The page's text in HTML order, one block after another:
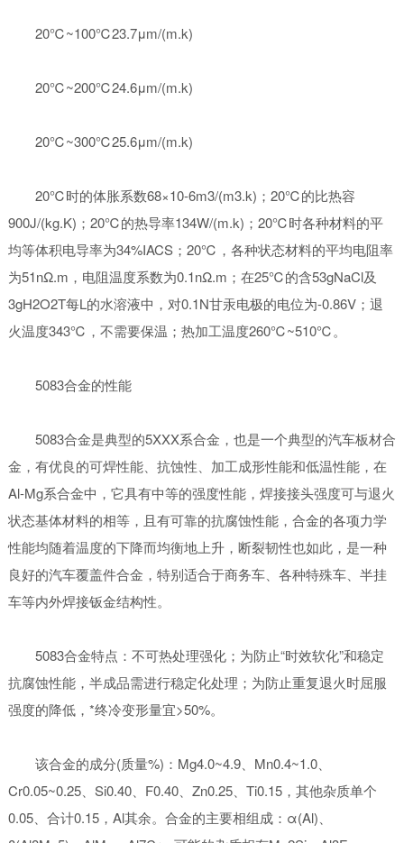
20℃~100℃23.7μm/(m.k)
20℃~200℃24.6μm/(m.k)
20℃~300℃25.6μm/(m.k)
20℃时的体胀系数68×10-6m3/(m3.k)；20℃的比热容
900J/(kg.K)；20℃的热导率134W/(m.k)；20℃时各种材料的平
均等体积电导率为34%IACS；20℃，各种状态材料的平均电阻率
为51nΩ.m，电阻温度系数为0.1nΩ.m；在25℃的含53gNaCl及
3gH2O2T每L的水溶液中，对0.1N甘汞电极的电位为-0.86V；退
火温度343℃，不需要保温；热加工温度260℃~510℃。
5083合金的性能
5083合金是典型的5XXX系合金，也是一个典型的汽车板材合
金，有优良的可焊性能、抗蚀性、加工成形性能和低温性能，在
Al-Mg系合金中，它具有中等的强度性能，焊接接头强度可与退火
状态基体材料的相等，且有可靠的抗腐蚀性能，合金的各项力学
性能均随着温度的下降而均衡地上升，断裂韧性也如此，是一种
良好的汽车覆盖件合金，特别适合于商务车、各种特殊车、半挂
车等内外焊接钣金结构性。
5083合金特点：不可热处理强化；为防止“时效软化”和稳定
抗腐蚀性能，半成品需进行稳定化处理；为防止重复退火时屈服
强度的降低，*终冷变形量宜>50%。
该合金的成分(质量%)：Mg4.0~4.9、Mn0.4~1.0、
Cr0.05~0.25、Si0.40、F0.40、Zn0.25、Ti0.15，其他杂质单个
0.05、合计0.15，Al其余。合金的主要相组成：α(Al)、